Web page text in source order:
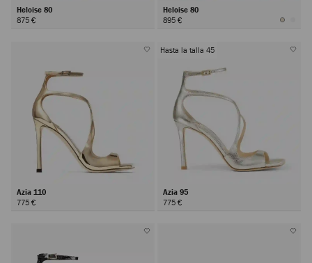
Heloise 80
875 €
Heloise 80
895 €
Azia 110
775 €
Hasta la talla 45
Azia 95
775 €